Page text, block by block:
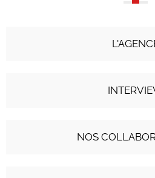
NOS